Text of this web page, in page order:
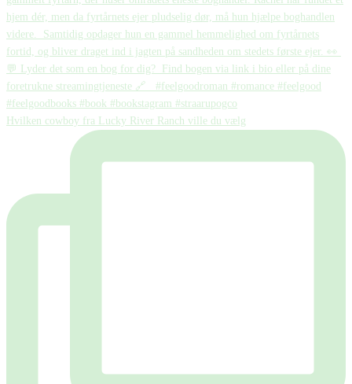
Hvilken cowboy fra Lucky River Ranch ville du vælg